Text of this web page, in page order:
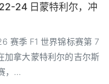
24 日蒙特利尔，冲
赛季 F1 世界锦标赛第 7
拿大蒙特利尔的吉尔斯
，…